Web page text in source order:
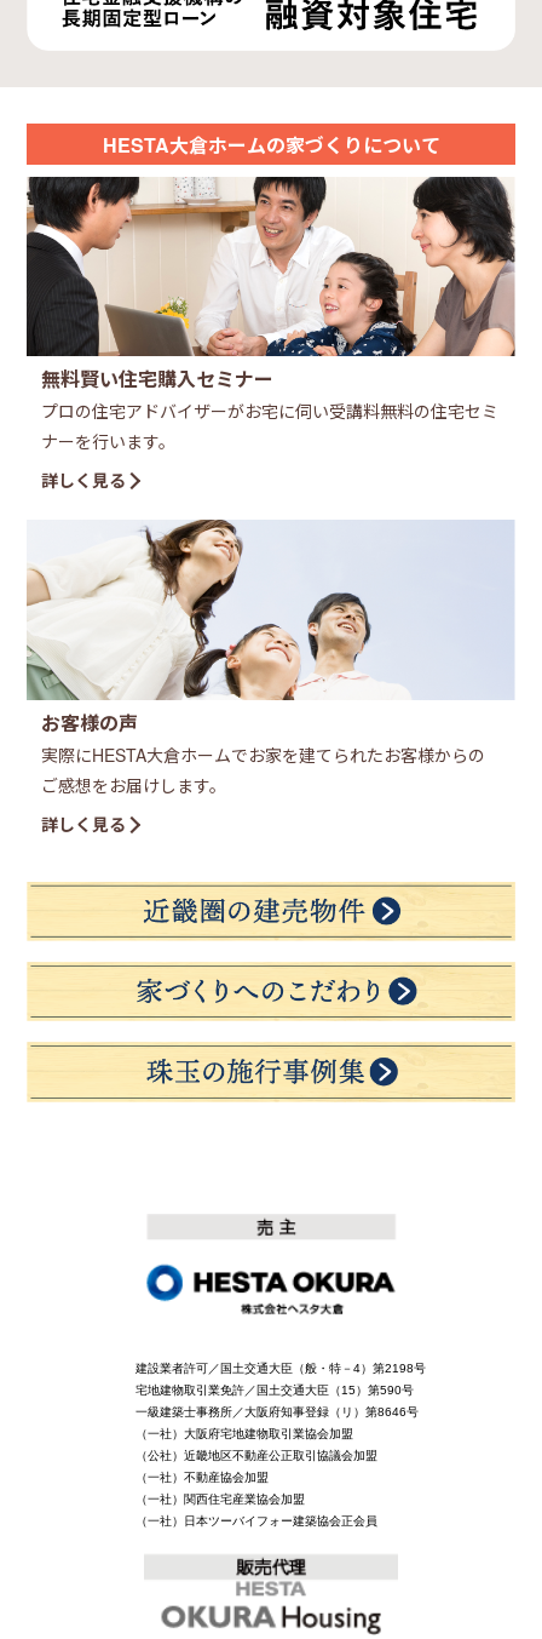
HESTA大倉ホームの家づくりについて
無料賢い住宅購入セミナー
プロの住宅アドバイザーがお宅に伺い受講料無料の住宅セミ
ナーを行います。
詳しく見る
お客様の声
実際にHESTA大倉ホームでお家を建てられたお客様からの
ご感想をお届けします。
詳しく見る
建設業者許可／国土交通大臣（般・特－4）第2198号
宅地建物取引業免許／国土交通大臣（15）第590号
一級建築士事務所／大阪府知事登録（リ）第8646号
（一社）大阪府宅地建物取引業協会加盟
（公社）近畿地区不動産公正取引協議会加盟
（一社）不動産協会加盟
（一社）関西住宅産業協会加盟
（一社）日本ツーバイフォー建築協会正会員